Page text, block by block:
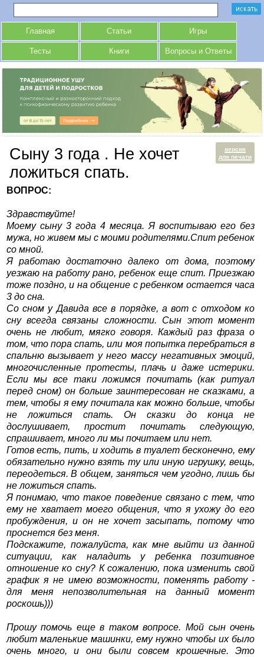
Главная Статьи Игры
Тесты Книги Вопросы и Ответы
версия
для печати
Сыну 3 года . Не хочет
ложиться спать.
ВОПРОС:
Здравствуйте!
Моему сыну 3 года 4 месяца. Я воспитываю его без
мужа, но живем мы с моими родителями.Спит ребенок
со мной.
Я работаю достаточно далеко от дома, поэтому
уезжаю на работу рано, ребенок еще спит. Приезжаю
тоже поздно, и на общение с ребенком остается часа
3 до сна.
Со сном у Давида все в порядке, а вот с отходом ко
сну всегда связаны сложности. Сын этот момент
очень не любит, мягко говоря. Каждый раз фраза о
том, что пора спать, или моя попытка перебраться в
спальню вызывает у него массу негативных эмоций,
многочисленные протесты, плачь и даже истерики.
Если мы все таки ложимся почитать (как ритуал
перед сном) он больше заинтересован не сказками, а
тем, чтобы я ему почитала как можно больше, чтобы
не ложиться спать. Он сказки до конца не
дослушивает, простит почитать следующую,
спрашивает, много ли мы почитаем или нет.
Готов есть, пить, и ходить в туалет бесконечно, ему
обязательно нужно взять ту или иную игрушку, вещь,
переодеться. В общем, заняться чем угодно, лишь бы
не ложиться спать.
Я понимаю, что такое поведение связано с тем, что
ему не хватает моего общения, что я ухожу до его
пробуждения, и он не хочет засыпать, потому что
проснется без меня.
Подскажите, пожалуйста, как мне выйти из данной
ситуации, как наладить у ребенка позитивное
отношение ко сну? К сожалению, пока изменить свой
график я не имею возможности, поменять работу -
для меня непозволительная на данный момент
роскошь)))
Прошу помочь еще в таком вопросе. Мой сын очень
любит маленькие машинки, ему нужно чтобы их было
очень много, и они были совсем крошечные. Это